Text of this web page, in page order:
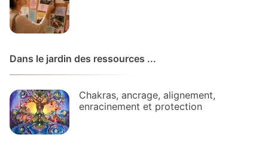
Dans le jardin des ressources ...
Chakras, ancrage, alignement,
enracinement et protection